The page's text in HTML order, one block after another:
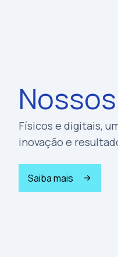
Físicos e digitais,
inovação e
Saiba mais